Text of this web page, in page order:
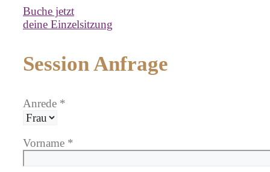
Buche jetzt
deine Einzelsitzung
Session Anfrage
Anrede *
Vorname *